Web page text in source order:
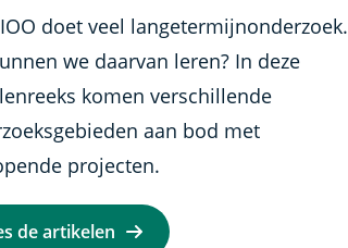
doet veel langetermijnonderzoek.
we daarvan leren? In deze
komen verschillende
aan bod met
projecten.
de artikelen